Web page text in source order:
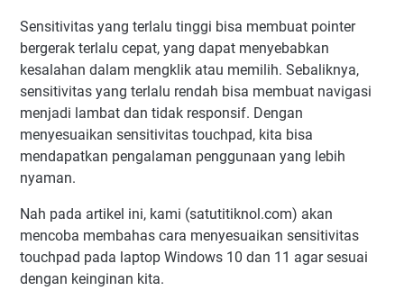
Sensitivitas yang terlalu tinggi bisa membuat pointer
bergerak terlalu cepat, yang dapat menyebabkan
kesalahan dalam mengklik atau memilih. Sebaliknya,
sensitivitas yang terlalu rendah bisa membuat navigasi
menjadi lambat dan tidak responsif. Dengan
menyesuaikan sensitivitas touchpad, kita bisa
mendapatkan pengalaman penggunaan yang lebih
nyaman.
Nah pada artikel ini, kami (satutitiknol.com) akan
mencoba membahas cara menyesuaikan sensitivitas
touchpad pada laptop Windows 10 dan 11 agar sesuai
dengan keinginan kita.